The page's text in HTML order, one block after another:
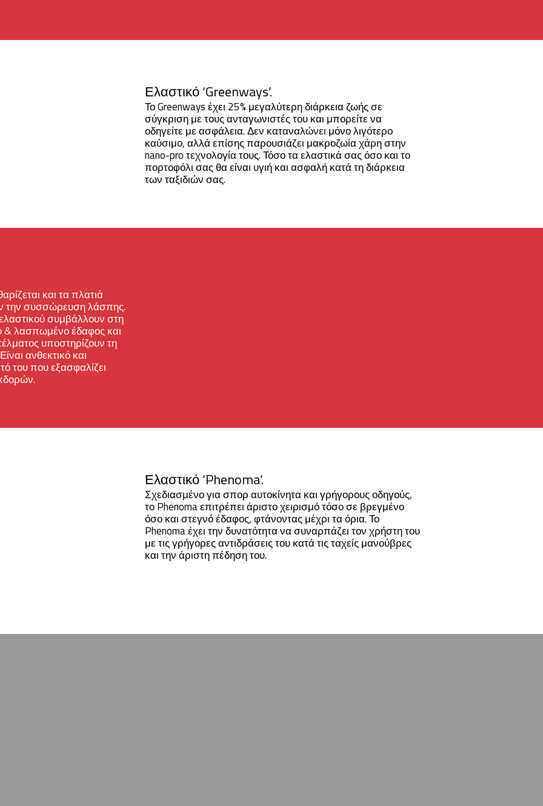
Ελαστικό ‘Greenways’.
Το Greenways έχει 25% μεγαλύτερη διάρκεια ζωής σε
σύγκριση με τους ανταγωνιστές του και μπορείτε να
οδηγείτε με ασφάλεια. Δεν καταναλώνει μόνο λιγότερο
καύσιμο, αλλά επίσης παρουσιάζει μακροζωία χάρη στην
nano-pro τεχνολογία τους. Τόσο τα ελαστικά σας όσο και το
πορτοφόλι σας θα είναι υγιή και ασφαλή κατά τη διάρκεια
των ταξιδιών σας.
και τα πλατιά
την συσσώρευση λάσπης.
συμβάλλουν στη
& λασπωμένο έδαφος και
υποστηρίζουν τη
ανθεκτικό και
του που εξασφαλίζει
Ελαστικό ‘Phenoma’.
Σχεδιασμένο για σπορ αυτοκίνητα και γρήγορους οδηγούς,
το Phenoma επιτρέπει άριστο χειρισμό τόσο σε βρεγμένο
όσο και στεγνό έδαφος, φτάνοντας μέχρι τα όρια. Το
Phenoma έχει την δυνατότητα να συναρπάζει τον χρήστη του
με τις γρήγορες αντιδράσεις του κατά τις ταχείς μανούβρες
και την άριστη πέδηση του.